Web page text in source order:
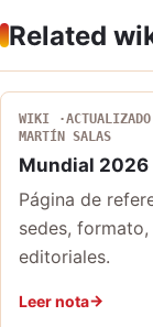
Related
WIKI
MARTÍN SALAS
Mundial 2026
Página de
sedes,
editoriales.
Leer nota